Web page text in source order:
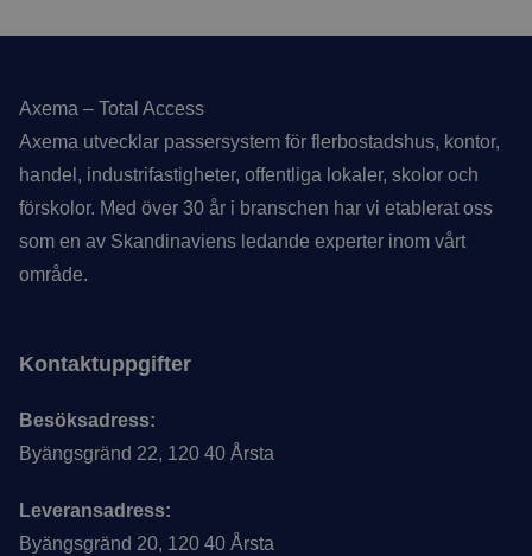
Axema – Total Access
Axema utvecklar passersystem för flerbostadshus, kontor,
handel, industrifastigheter, offentliga lokaler, skolor och
förskolor. Med över 30 år i branschen har vi etablerat oss
som en av Skandinaviens ledande experter inom vårt
område.
Kontaktuppgifter
Besöksadress:
Byängsgränd 22, 120 40 Årsta
Leveransadress:
Byängsgränd 20, 120 40 Årsta